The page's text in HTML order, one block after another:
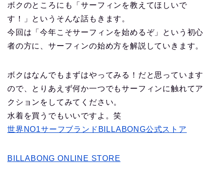
ボクのところにも「サーフィンを教えてほしいで
す！」というそんな話もきます。
今回は「今年こそサーフィンを始めるぞ」という初心
者の方に、サーフィンの始め方を解説していきます。
ボクはなんでもまずはやってみる！だと思っています
ので、とりあえず何か一つでもサーフィンに触れてア
クションをしてみてください。
水着を買うでもいいですよ。笑
世界NO1サーフブランドBILLABONG公式ストア
BILLABONG ONLINE STORE